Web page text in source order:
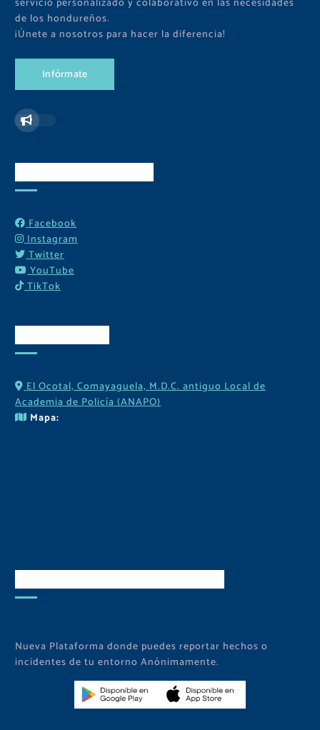
servicio personalizado y colaborativo en las necesidades
de los hondureños.
¡Únete a nosotros para hacer la diferencia!
Infórmate
Facebook
Instagram
Twitter
YouTube
TikTok
El Ocotal, Comayaguela, M.D.C. antiguo Local de
Academia de Policía (ANAPO)
Mapa:
Nueva Plataforma donde puedes reportar hechos o
incidentes de tu entorno Anónimamente.